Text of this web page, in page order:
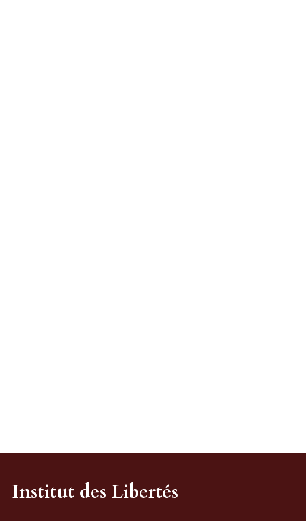
Institut des Libertés